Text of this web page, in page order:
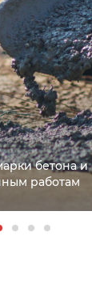
бетона и
работам